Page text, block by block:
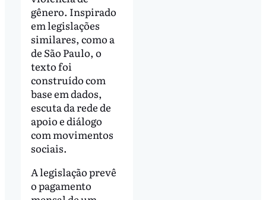
gênero. Inspirado
em legislações
similares, como a
de São Paulo, o
texto foi
construído com
base em dados,
escuta da rede de
apoio e diálogo
com movimentos
sociais.
A legislação prevê
o pagamento